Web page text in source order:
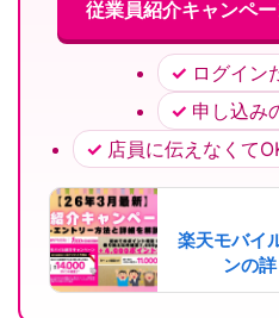
従業員紹介キャンペ
ログイン
申し込み
店員に伝えなくて
楽天モバイ
ンの